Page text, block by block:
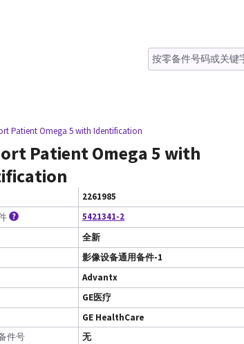
Patient Omega 5 with Identification
Patient Omega 5 with
2261985
5421341-2
全新
影像设备通用备件-1
Advantx
GE医疗
GE HealthCare
件号
无